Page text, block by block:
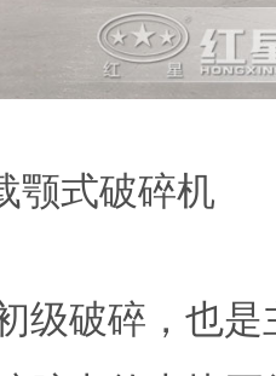
颚式破碎机
级破碎，也是